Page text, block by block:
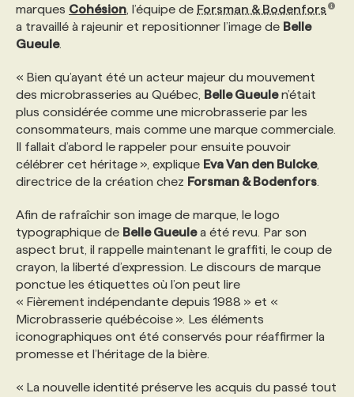
POURQUOI CHOISIR NOS FORMATIONS
NOS TARIFS
PROGRAMMES DE SUBVENTIONS
ANNONCEZ AVEC NOUS
FAQ
ANNONCEZ AVEC NOUS
marques Cohésion , l’équipe de Forsman & Bodenfors
a travaillé à rajeunir et repositionner l’image de Belle
Gueule.
« Bien qu’ayant été un acteur majeur du mouvement
des microbrasseries au Québec, Belle Gueulen’était
plus considérée comme une microbrasserie par les
consommateurs, mais comme une marque commerciale.
Il fallait d’abord le rappeler pour ensuite pouvoir
célébrer cet héritage », explique Eva Van den Bulcke,
directrice de la création chez Forsman & Bodenfors
Afin de rafraîchir son image de marque, le logo
typographique de Belle Gueulea été revu. Par son
aspect brut, il rappelle maintenant le graffiti, le coup de
crayon, la liberté d’expression. Le discours de marque
ponctue les étiquettes où l’on peut lire
« Fièrement indépendante depuis 1988 » et «
Microbrasserie québécoise ». Les éléments
iconographiques ont été conservés pour réaffirmer la
promesse et l’héritage de la bière.
« La nouvelle identité préserve les acquis du passé tout